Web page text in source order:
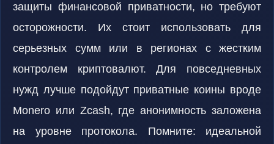
защиты финансовой приватности, но требуют
осторожности. Их стоит использовать для
серьезных сумм или в регионах с жестким
контролем криптовалют. Для повседневных
нужд лучше подойдут приватные коины вроде
Monero или Zcash, где анонимность заложена
на уровне протокола. Помните: идеальной